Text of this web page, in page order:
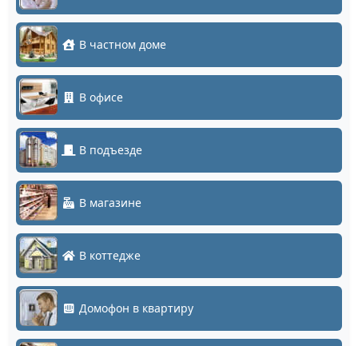
В частном доме
В офисе
В подъезде
В магазине
В коттедже
Домофон в квартиру